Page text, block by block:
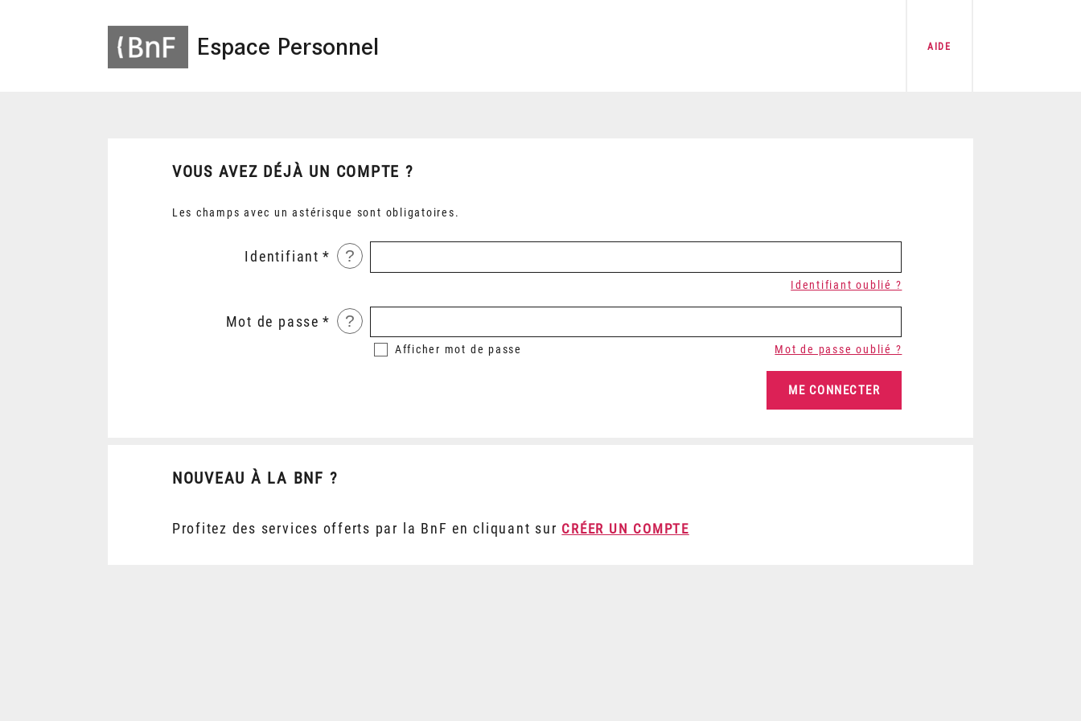
Espace Personnel AIDE
VOUS AVEZ DÉJÀ UN COMPTE ?
Les champs avec un astérisque sont obligatoires.
Identifiant ?
Identifiant oublié ?
Mot de passe ?
Afficher mot de passe Mot de passe oublié ?
NOUVEAU À LA BNF ?
Profitez des services offerts par la BnF en cliquant sur CRÉER UN COMPTE